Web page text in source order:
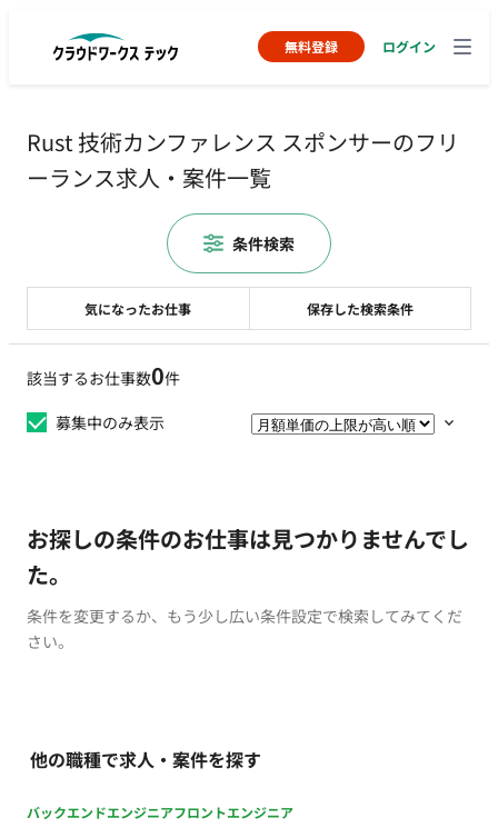
無料登録 ログイン
Rust 技術カンファレンス スポンサーのフリ
ーランス求人・案件一覧
該当するお仕事数0件
募集中のみ表示
お探しの条件のお仕事は見つかりませんでし
た。
条件を変更するか、もう少し広い条件設定で検索してみてくだ
さい。
他の職種で求人・案件を探す
バックエンドエンジニアフロントエンジニア
気になったお仕事 保存した検索条件
条件検索